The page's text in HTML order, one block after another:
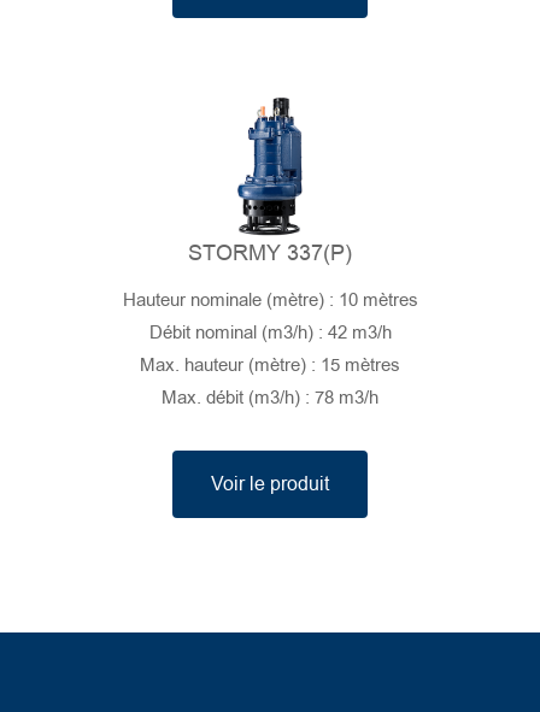
STORMY 337(P)
Hauteur nominale (mètre) : 10 mètres
Débit nominal (m3/h) : 42 m3/h
Max. hauteur (mètre) : 15 mètres
Max. débit (m3/h) : 78 m3/h
Voir le produit